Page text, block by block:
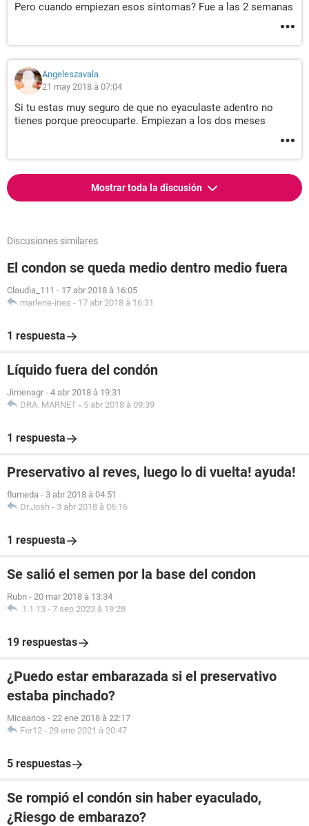
Pero cuando empiezan esos síntomas? Fue a las 2 semanas
Angeleszavala
21 may 2018 à 07:04
Si tu estas muy seguro de que no eyaculaste adentro no
tienes porque preocuparte. Empiezan a los dos meses
Mostrar toda la discusión
Discusiones similares
El condon se queda medio dentro medio fuera
Claudia_111 - 17 abr 2018 à 16:05
marlene-ines - 17 abr 2018 à 16:31
1 respuesta
Líquido fuera del condón
Jimenagr - 4 abr 2018 à 19:31
DRA. MARNET - 5 abr 2018 à 09:39
1 respuesta
Preservativo al reves, luego lo di vuelta! ayuda!
flumeda - 3 abr 2018 à 04:51
Dr.Josh - 3 abr 2018 à 06:16
1 respuesta
Se salió el semen por la base del condon
Rubn - 20 mar 2018 à 13:34
.1.1.13 - 7 sep 2023 à 19:28
19 respuestas
¿Puedo estar embarazada si el preservativo
estaba pinchado?
Micaarios - 22 ene 2018 à 22:17
Fer12 - 29 ene 2021 à 20:47
5 respuestas
Se rompió el condón sin haber eyaculado,
¿Riesgo de embarazo?